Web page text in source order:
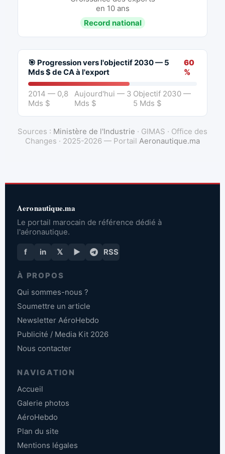
en 10 ans
Record national
🎯 Progression vers l'objectif 2030 — 5
Mds $ de CA à l'export
60
%
2014 — 0,8
Mds $
Aujourd'hui — 3
Mds $
Objectif 2030 —
5 Mds $
Sources : Ministère de l'Industrie · GIMAS · Office des
Changes · 2025-2026 — Portail Aeronautique.ma
Aeronautique.ma
Le portail marocain de référence dédié à
l'aéronautique.
f in 𝕏 ▶ RSS
À PROPOS
Qui sommes-nous ?
Soumettre un article
Newsletter AéroHebdo
Publicité / Media Kit 2026
Nous contacter
NAVIGATION
Accueil
Galerie photos
AéroHebdo
Plan du site
Mentions légales